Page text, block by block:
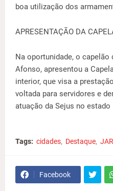
boa utilização dos
APRESENTAÇÃO DA
Na oportunidade, o capelão
Afonso, apresentou a
interior, que visa a
voltada para servidores e
atuação da Sejus no estado
Tags: cidades Destaque
Facebook